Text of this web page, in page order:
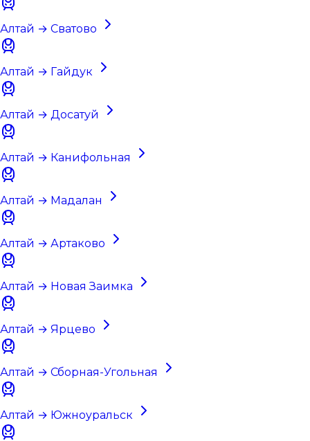
Алтай → Сватово
Алтай → Гайдук
Алтай → Досатуй
Алтай → Канифольная
Алтай → Мадалан
Алтай → Артаково
Алтай → Новая Заимка
Алтай → Ярцево
Алтай → Сборная-Угольная
Алтай → Южноуральск